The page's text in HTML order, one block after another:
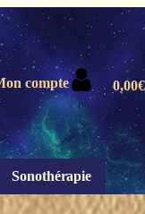
compte 0,00€
Sonothérapie